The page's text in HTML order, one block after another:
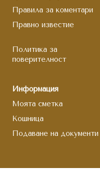
Правила за коментари
Правно известие
Политика за
поверителност
Информация
Моята сметка
Кошница
Подаване на документи